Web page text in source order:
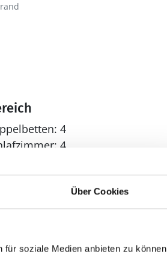
Über Cookies
soziale Medien anbieten zu können
4
4
1